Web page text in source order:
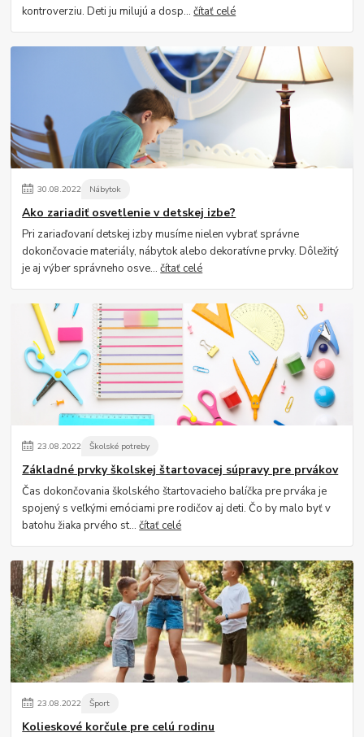
kontroverziu. Deti ju milujú a dosp...čítať celé
30.08.2022 Nábytok
Ako zariadiť osvetlenie v detskej izbe?
Pri zariaďovaní detskej izby musíme nielen vybrať správne
dokončovacie materiály, nábytok alebo dekoratívne prvky. Dôležitý
je aj výber správneho osve...čítať celé
23.08.2022 Školské potreby
Základné prvky školskej štartovacej súpravy pre prvákov
Čas dokončovania školského štartovacieho balíčka pre prváka je
spojený s veľkými emóciami pre rodičov aj deti. Čo by malo byť v
batohu žiaka prvého st...čítať celé
23.08.2022 Šport
Kolieskové korčule pre celú rodinu